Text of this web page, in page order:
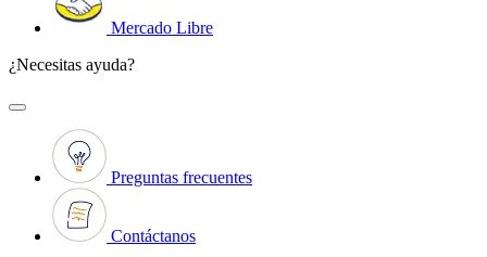
Mercado Libre
¿Necesitas ayuda?
Preguntas frecuentes
Contáctanos